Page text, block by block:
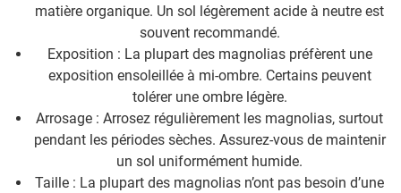
matière organique. Un sol légèrement acide à neutre est
souvent recommandé.
Exposition : La plupart des magnolias préfèrent une
exposition ensoleillée à mi-ombre. Certains peuvent
tolérer une ombre légère.
Arrosage : Arrosez régulièrement les magnolias, surtout
pendant les périodes sèches. Assurez-vous de maintenir
un sol uniformément humide.
Taille : La plupart des magnolias n’ont pas besoin d’une